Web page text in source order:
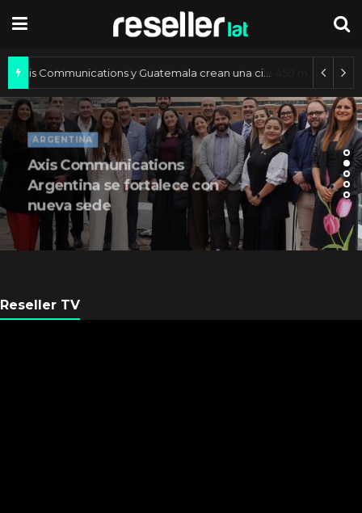
ARGENTINA
Axis Communications
Argentina se fortalece con
nueva sede
Reseller TV